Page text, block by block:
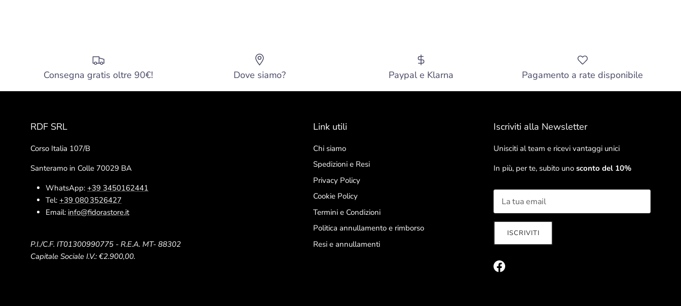
Consegna gratis oltre 90€! Dove siamo? Paypal e Klarna Pagamento a rate disponibile
RDF SRL
Corso Italia 107/B
Santeramo in Colle 70029 BA
WhatsApp: +39 3450162441
Tel: +39 080 3526427
Email: info@fidorastore.it
P.I./C.F. IT01300990775 - R.E.A. MT- 88302
Capitale Sociale I.V.: €2.900,00.
Link utili
Chi siamo
Spedizioni e Resi
Privacy Policy
Cookie Policy
Termini e Condizioni
Politica annullamento e rimborso
Resi e annullamenti
Iscriviti alla Newsletter
Unisciti al team e ricevi vantaggi unici
In più, per te, subito uno sconto del 10%
ISCRIVITI
Facebook